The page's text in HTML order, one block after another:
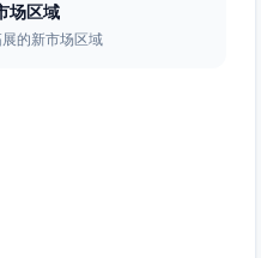
场区域
的新市场区域